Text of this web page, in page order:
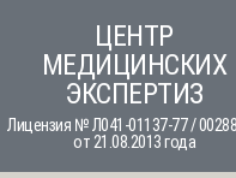
content
ЦЕНТР
МЕДИЦИНСКИХ
ЭКСПЕРТИЗ
Лицензия № Л041-01137-77 /
от 21.08.2013 года